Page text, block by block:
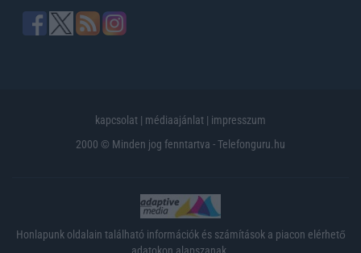
kapcsolat | médiaajánlat | impresszum
2000 © Minden jog fenntartva - Telefonguru.hu
Honlapunk oldalain található információk és számítások a piacon elérhető